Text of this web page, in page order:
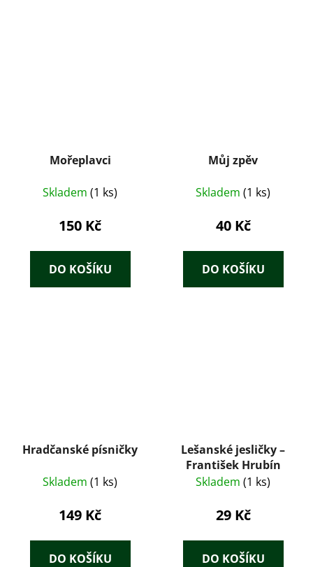
Mořeplavci
Skladem (1 ks)
150 Kč
DO KOŠÍKU
Můj zpěv
Skladem (1 ks)
40 Kč
DO KOŠÍKU
Hradčanské písničky
Skladem (1 ks)
149 Kč
DO KOŠÍKU
Lešanské jesličky –
František Hrubín
Skladem (1 ks)
29 Kč
DO KOŠÍKU